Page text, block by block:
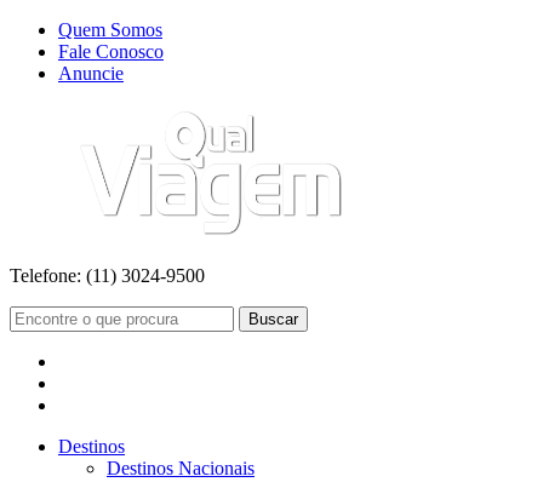
Quem Somos
Fale Conosco
Anuncie
Telefone: (11) 3024-9500
Buscar
Destinos
Destinos Nacionais